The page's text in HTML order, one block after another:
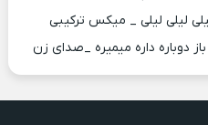
لیلی لیلی _ میکس ترکیبی
دوباره داره میمیره _صدای زن